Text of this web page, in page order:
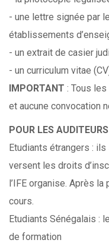
- une lettre signée par
établissements
- un extrait de casier
- un curriculum vitae
IMPORTANT : Tous
et aucune convocation
POUR LES
Etudiants étrangers :
versent les droits
l’IFE organise. Après
cours.
Etudiants Sénégalais :
de formation